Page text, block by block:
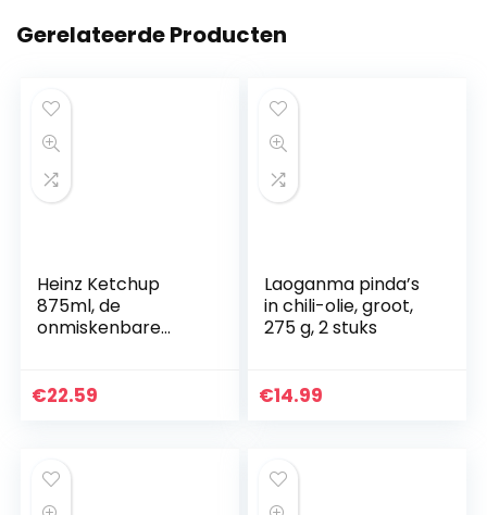
Gerelateerde Producten
Heinz Ketchup
875ml, de
onmiskenbare
tomaten
€22.59
Laoganma pinda’s
in chili-olie, groot,
275 g, 2 stuks
€14.99